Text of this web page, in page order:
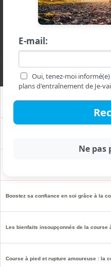
E-mail:
Oui, tenez-moi
plans d'entraînement de Je-
Voilà pourquoi il ne faut jamais partir en
Achat vente de dossards les solutions
Course à pied pour tous : même sans
Boostez sa confiance en soi grâce à la
Les bienfaits insoupçonnés de la course
Course à pied et rupture amoureuse : la